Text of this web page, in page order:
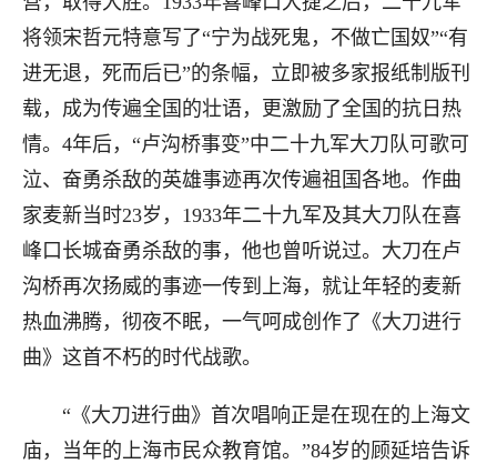
将领宋哲元特意写了“宁为战死鬼，不做亡国奴”“有
进无退，死而后已”的条幅，立即被多家报纸制版刊
载，成为传遍全国的壮语，更激励了全国的抗日热
情。4年后，“卢沟桥事变”中二十九军大刀队可歌可
泣、奋勇杀敌的英雄事迹再次传遍祖国各地。作曲
家麦新当时23岁，1933年二十九军及其大刀队在喜
峰口长城奋勇杀敌的事，他也曾听说过。大刀在卢
沟桥再次扬威的事迹一传到上海，就让年轻的麦新
热血沸腾，彻夜不眠，一气呵成创作了《大刀进行
曲》这首不朽的时代战歌。
“《大刀进行曲》首次唱响正是在现在的上海文
庙，当年的上海市民众教育馆。”84岁的顾延培告诉